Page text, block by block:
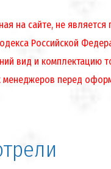
на сайте, не
Российской
вид и комплектацию
менеджеров перед